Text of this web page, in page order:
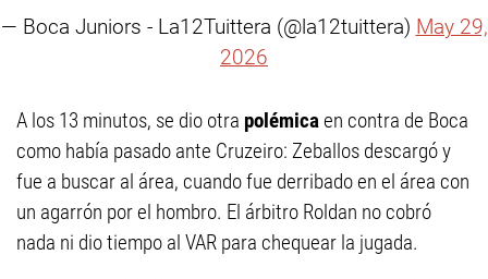
— Boca Juniors - La12Tuittera (@la12tuittera) May 29,
2026
A los 13 minutos, se dio otra polémicaen contra de Boca
como había pasado ante Cruzeiro: Zeballos descargó y
fue a buscar al área, cuando fue derribado en el área con
un agarrón por el hombro. El árbitro Roldan no cobró
nada ni dio tiempo al VAR para chequear la jugada.